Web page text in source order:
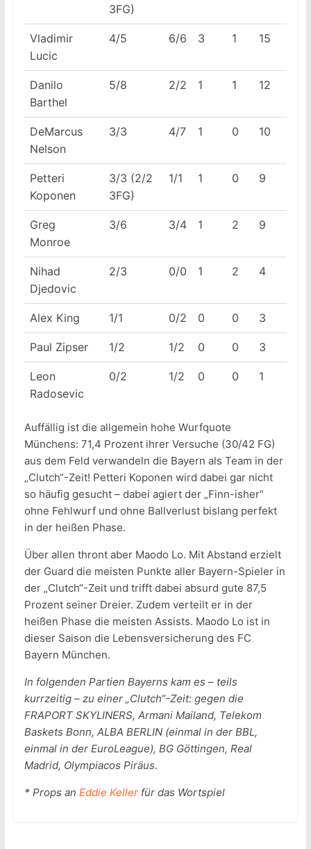
3FG)
Vladimir
Lucic
4/5 6/6 3 1 15
Danilo
Barthel
5/8 2/2 1 1 12
DeMarcus
Nelson
3/3 4/7 1 0 10
Petteri
Koponen
3/3 (2/2
3FG)
1/1 1 0 9
Greg
Monroe
3/6 3/4 1 2 9
Nihad
Djedovic
2/3 0/0 1 2 4
Alex King 1/1 0/2 0 0 3
Paul Zipser 1/2 1/2 0 0 3
Leon
Radosevic
0/2 1/2 0 0 1
Auffällig ist die allgemein hohe Wurfquote
Münchens: 71,4 Prozent ihrer Versuche (30/42 FG)
aus dem Feld verwandeln die Bayern als Team in der
„Clutch“-Zeit! Petteri Koponen wird dabei gar nicht
so häufig gesucht – dabei agiert der „Finn-isher“
ohne Fehlwurf und ohne Ballverlust bislang perfekt
in der heißen Phase.
Über allen thront aber Maodo Lo. Mit Abstand erzielt
der Guard die meisten Punkte aller Bayern-Spieler in
der „Clutch“-Zeit und trifft dabei absurd gute 87,5
Prozent seiner Dreier. Zudem verteilt er in der
heißen Phase die meisten Assists. Maodo Lo ist in
dieser Saison die Lebensversicherung des FC
Bayern München.
In folgenden Partien Bayerns kam es – teils
kurrzeitig – zu einer „Clutch“-Zeit: gegen die
FRAPORT SKYLINERS, Armani Mailand, Telekom
Baskets Bonn, ALBA BERLIN (einmal in der BBL,
einmal in der EuroLeague), BG Göttingen, Real
Madrid, Olympiacos Piräus.
* Props an Eddie Kellerfür das Wortspiel